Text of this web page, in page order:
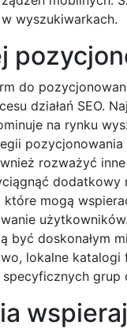
wyszukiwarkach.
do
działań SEO.
na rynku
pozycjonowania
rozważyć
dodatkowy
mogą
być doskonałym
lokalne
grup